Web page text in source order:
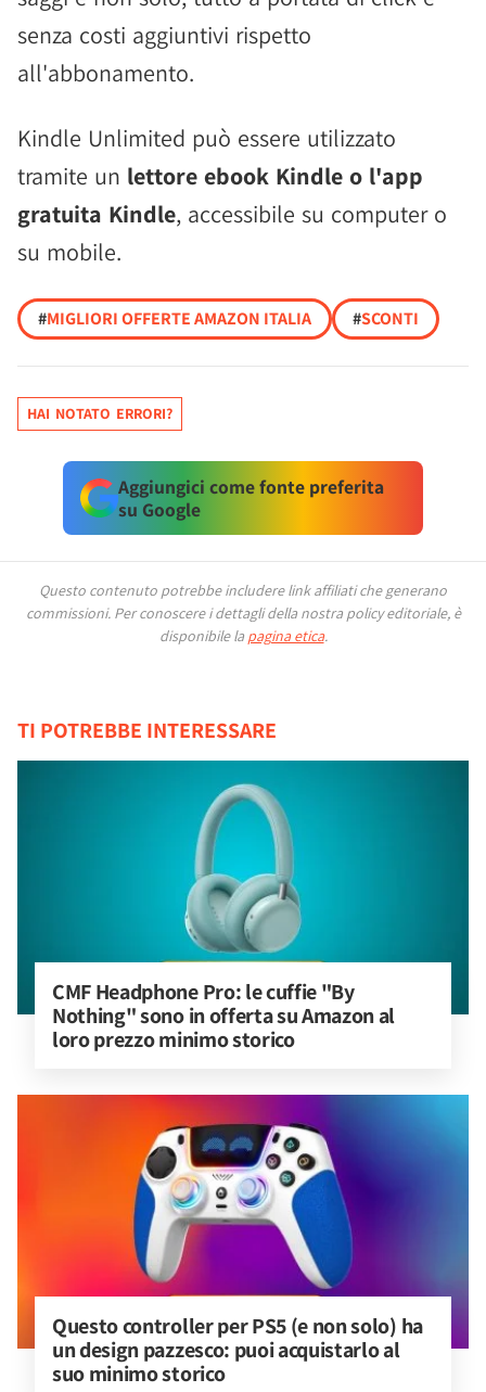
senza costi aggiuntivi rispetto
all'abbonamento.
Kindle Unlimited può essere utilizzato
tramite un lettore ebook Kindle o l'app
gratuita Kindle, accessibile su computer o
su mobile.
#MIGLIORI OFFERTE AMAZON ITALIA #SCONTI
HAI NOTATO ERRORI?
Aggiungici come fonte preferita
su Google
Questo contenuto potrebbe includere link affiliati che generano
commissioni. Per conoscere i dettagli della nostra policy editoriale, è
disponibile la pagina etica.
TI POTREBBE INTERESSARE
CMF Headphone Pro: le cuffie "By
Nothing" sono in offerta su Amazon al
loro prezzo minimo storico
Questo controller per PS5 (e non solo) ha
un design pazzesco: puoi acquistarlo al
suo minimo storico